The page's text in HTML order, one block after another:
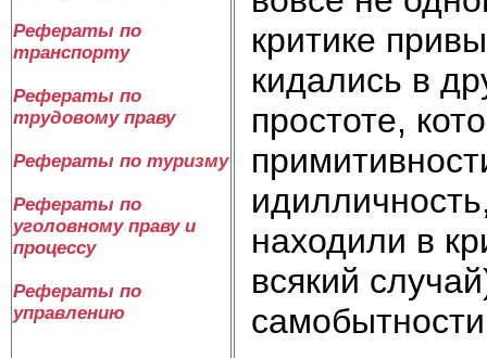
Рефераты по
транспорту
Рефераты по
трудовому праву
Рефераты по туризму
Рефераты по
уголовному праву и
процессу
Рефераты по
управлению
критике
кидались в
простоте,
находили в
всякий